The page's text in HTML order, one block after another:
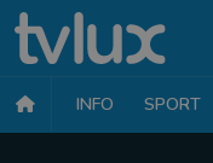
INFO SPORT